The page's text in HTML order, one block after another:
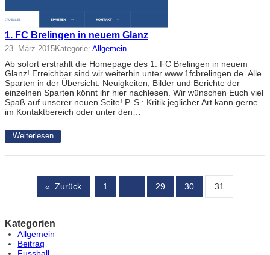
1. FC Brelingen in neuem Glanz
23. März 2015Kategorie: Allgemein
Ab sofort erstrahlt die Homepage des 1. FC Brelingen in neuem
Glanz! Erreichbar sind wir weiterhin unter www.1fcbrelingen.de. Alle
Sparten in der Übersicht. Neuigkeiten, Bilder und Berichte der
einzelnen Sparten könnt ihr hier nachlesen. Wir wünschen Euch viel
Spaß auf unserer neuen Seite! P. S.: Kritik jeglicher Art kann gerne
im Kontaktbereich oder unter den…
Weiterlesen
« Zurück 1 … 29 30 31
Kategorien
Allgemein
Beitrag
Fussball